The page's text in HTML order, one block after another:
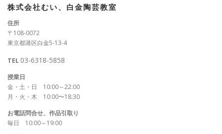
株式会社むい、白金陶芸教室
住所
〒108-0072
東京都港区白金5-13-4
TEL 03-6318-5858
授業日
金・土・日 10:00～22:00
月・火・木 10:00〜18:30
お電話問合せ、作品引取り
毎日 10:00～19:00